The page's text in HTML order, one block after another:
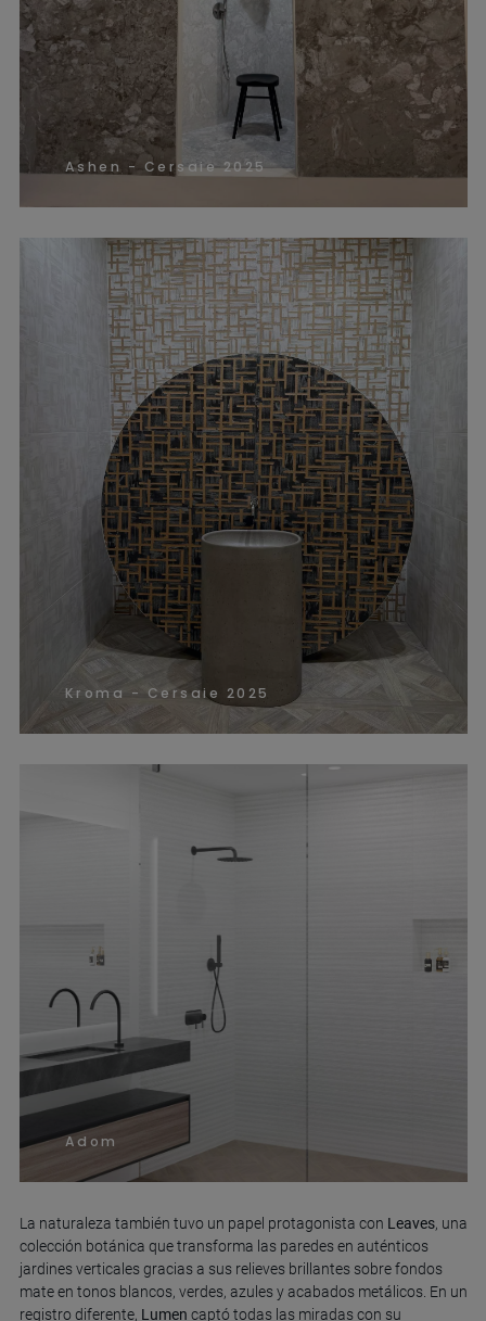
Ashen - Cersaie 2025
Kroma - Cersaie 2025
Adom
La naturaleza también tuvo un papel protagonista con Leaves, una
colección botánica que transforma las paredes en auténticos
jardines verticales gracias a sus relieves brillantes sobre fondos
mate en tonos blancos, verdes, azules y acabados metálicos. En un
registro diferente, Lumen captó todas las miradas con su